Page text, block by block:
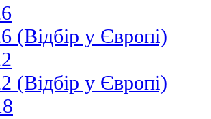
(Відбір у Європі)
(Відбір у Європі)